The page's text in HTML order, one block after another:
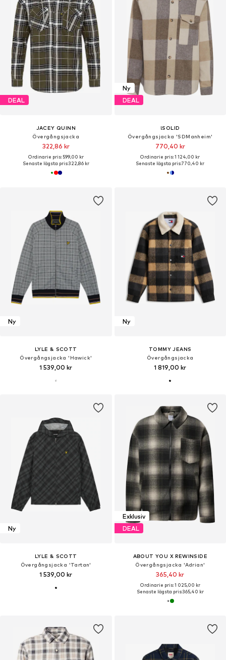
DEAL
JACEY QUINN
Övergångsjacka
322,86 kr
Ordinarie pris: 599,00 kr
Senaste lägsta pris:322,86 kr
Ny
DEAL
!SOLID
Övergångsjacka 'SDManheim'
770,40 kr
Ordinarie pris: 1 124,00 kr
Senaste lägsta pris:770,40 kr
Ny
LYLE & SCOTT
Övergångsjacka 'Hawick'
1 539,00 kr
Ny
TOMMY JEANS
Övergångsjacka
1 819,00 kr
Ny
LYLE & SCOTT
Övergångsjacka 'Tartan'
1 539,00 kr
Exklusiv
DEAL
ABOUT YOU X REWINSIDE
Övergångsjacka 'Adrian'
365,40 kr
Ordinarie pris: 1 025,00 kr
Senaste lägsta pris:365,40 kr